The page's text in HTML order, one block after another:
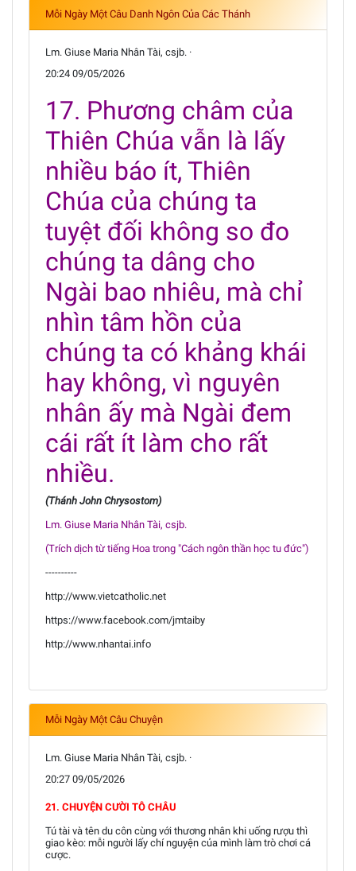
Mỗi Ngày Một Câu Danh Ngôn Của Các Thánh
Lm. Giuse Maria Nhân Tài, csjb. ·
20:24 09/05/2026
17. Phương châm của
Thiên Chúa vẫn là lấy
nhiều báo ít, Thiên
Chúa của chúng ta
tuyệt đối không so đo
chúng ta dâng cho
Ngài bao nhiêu, mà chỉ
nhìn tâm hồn của
chúng ta có khảng khái
hay không, vì nguyên
nhân ấy mà Ngài đem
cái rất ít làm cho rất
nhiều.
(Thánh John Chrysostom)
Lm. Giuse Maria Nhân Tài, csjb.
(Trích dịch từ tiếng Hoa trong "Cách ngôn thần học tu đức")
----------
http://www.vietcatholic.net
https://www.facebook.com/jmtaiby
http://www.nhantai.info
Mỗi Ngày Một Câu Chuyện
Lm. Giuse Maria Nhân Tài, csjb. ·
20:27 09/05/2026
21. CHUYỆN CƯỜI TÔ CHÂU
Tú tài và tên du côn cùng với thương nhân khi uống rượu thì
giao kèo: mỗi người lấy chí nguyện của mình làm trò chơi cá
cược.